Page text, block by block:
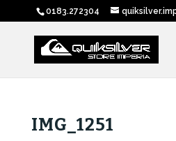
0183.272304
IMG_1251